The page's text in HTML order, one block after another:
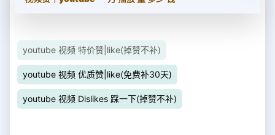
youtube 视频 特价赞|like(掉赞不补)
youtube 视频 优质赞|like(免费补30天)
youtube 视频 Dislikes 踩一下(掉赞不补)